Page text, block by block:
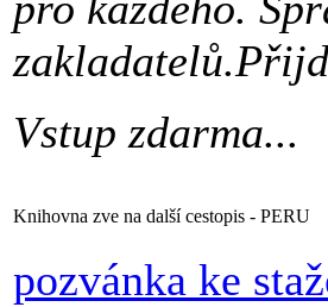
Vstup zdarma...
Knihovna zve na další cestopis - PERU
pozvánka ke